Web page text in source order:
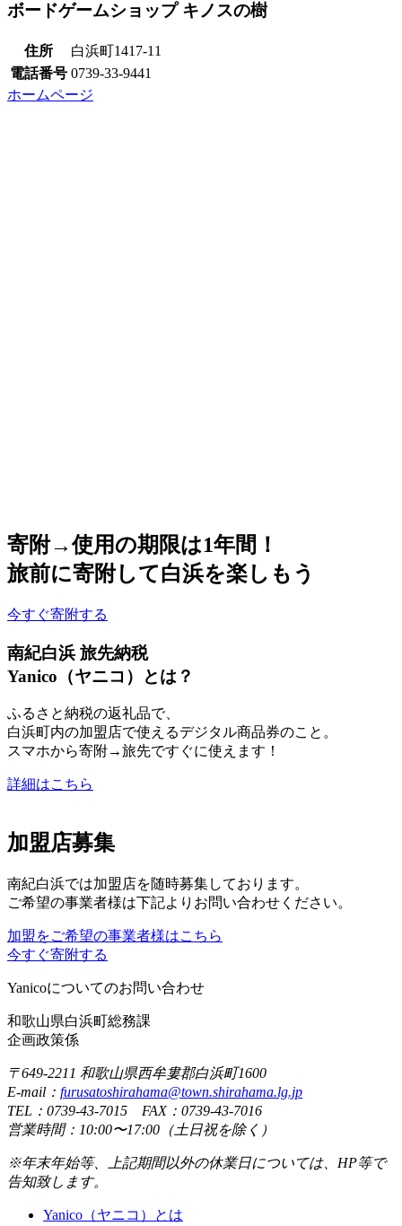
ボードゲームショップ キノスの樹
住所
白浜町1417-11
電話番号 0739-33-9441
ホームページ
寄附→使用の期限は1年間！
旅前に寄附して白浜を楽しもう
今すぐ寄附する
南紀白浜 旅先納税
Yanico（ヤニコ）とは？
ふるさと納税の返礼品で、
白浜町内の加盟店で使えるデジタル商品券のこと。
スマホから寄附→旅先ですぐに使えます！
詳細はこちら
加盟店募集
南紀白浜では加盟店を随時募集しております。
ご希望の事業者様は下記よりお問い合わせください。
加盟をご希望の事業者様はこちら
今すぐ寄附する
Yanicoについてのお問い合わせ
和歌山県白浜町総務課
企画政策係
〒649-2211 和歌山県西牟婁郡白浜町1600
E-mail： furusatoshirahama@town.shirahama.lg.jp
TEL：0739-43-7015 FAX：0739-43-7016
営業時間：10:00〜17:00（土日祝を除く）
※年末年始等、上記期間以外の休業日については、HP等で
告知致します。
Yanico（ヤニコ）とは